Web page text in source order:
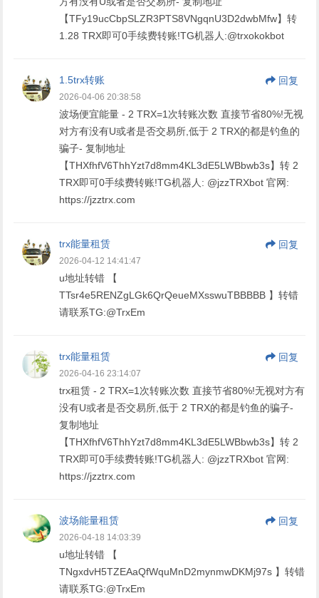
【TFy19ucCbpSLZR3PTS8VNgqnU3D2dwbMfw】转
1.28 TRX即可0手续费转账!TG机器人:@trxokokbot
1.5trx转账 回复
2026-04-06 20:38:58
波场便宜能量 - 2 TRX=1次转账次数 直接节省80%!无视
对方有没有U或者是否交易所,低于 2 TRX的都是钓鱼的
骗子- 复制地址
【THXfhfV6ThhYzt7d8mm4KL3dE5LWBbwb3s】转 2
TRX即可0手续费转账!TG机器人: @jzzTRXbot 官网:
https://jzztrx.com
trx能量租赁 回复
2026-04-12 14:41:47
u地址转错 【
TTsr4e5RENZgLGk6QrQeueMXsswuTBBBBB 】转错
请联系TG:@TrxEm
trx能量租赁 回复
2026-04-16 23:14:07
trx租赁 - 2 TRX=1次转账次数 直接节省80%!无视对方有
没有U或者是否交易所,低于 2 TRX的都是钓鱼的骗子-
复制地址
【THXfhfV6ThhYzt7d8mm4KL3dE5LWBbwb3s】转 2
TRX即可0手续费转账!TG机器人: @jzzTRXbot 官网:
https://jzztrx.com
波场能量租赁 回复
2026-04-18 14:03:39
u地址转错 【
TNgxdvH5TZEAaQfWquMnD2mynmwDKMj97s 】转错
请联系TG:@TrxEm